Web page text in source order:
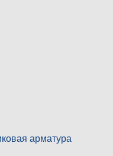
арматура